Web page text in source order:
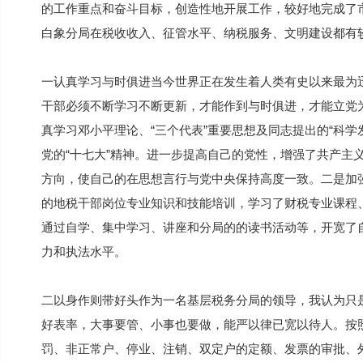
的工作重点和奋斗目标，创造性地开展工作，较好地完成
白象分局在税收收入、征管水平、纳税服务、文明建设都
一认真学习与时俱进当今世界正在发生着人类有史以来最
干部必须不断学习不断更新，才能作到与时俱进，才能立
真学习邓小平理论、“三个代表”重要思想及同志提出的“科
党的“十七大”精神。进一步提高自己的党性，增强了共产
方向，使自己的在思想言行与党中央保持高度一致。二是
的地税干部岗位专业知识和技能培训，学习了财税专业课
通过自学、集中学习、讲座和分局的的读书活动等，开宽
力和执法水平。
二以身作则带好头作为一名基层税务分局的领导，我认为
好表率，大事要管、小事也要做，能严以律已宽以待人。
罚、非正常户、停业、注销、双定户的定额、发票的审批